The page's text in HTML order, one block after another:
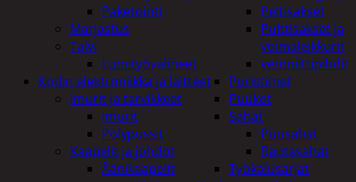
Peltisakset
Pulttisakset ja
voimaleikkurit
vetoniittipihdit
Puristimet
Puukot
Sahat
Puusahat
Rautasahat
Työkalusarjat
Paketointi
Marjastus
Talvi
Lumityövälineet
Kodin elektroniikka ja laitteet
Imurit ja tarvikkeet
Imurit
Pölypussit
Kaapelit ja johdot
Äänikaapelit